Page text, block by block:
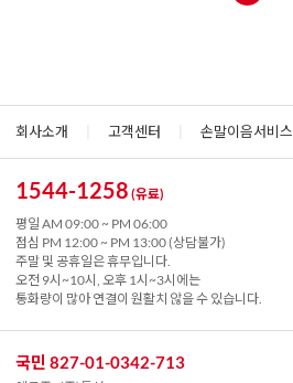
회사소개 고객센터 손말이음서비스
1544-1258 (유료)
평일 AM 09:00 ~ PM 06:00
점심 PM 12:00 ~ PM 13:00 (상담불가)
주말 및 공휴일은 휴무입니다.
오전 9시~10시, 오후 1시~3시에는
통화량이 많아 연결이 원활치 않을 수 있습니다.
국민 827-01-0342-713